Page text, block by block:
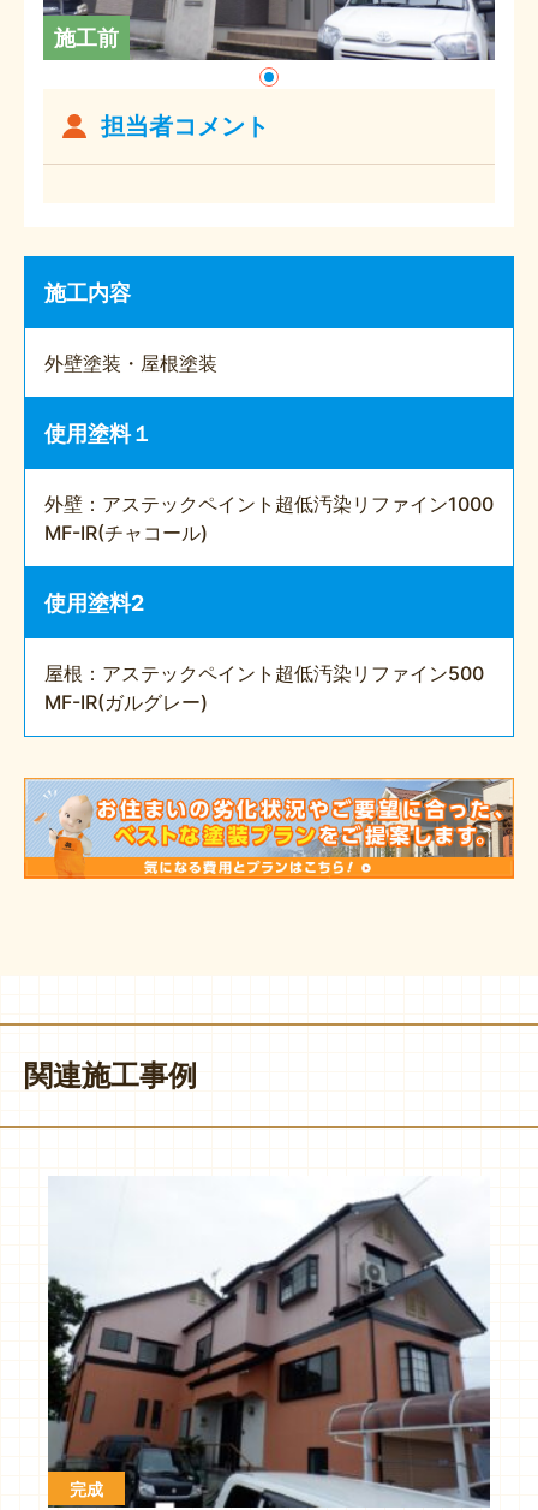
施工前
担当者コメント
施工内容
外壁塗装・屋根塗装
使用塗料１
外壁：アステックペイント超低汚染リファイン1000
MF-IR(チャコール)
使用塗料2
屋根：アステックペイント超低汚染リファイン500
MF-IR(ガルグレー)
関連施工事例
完成